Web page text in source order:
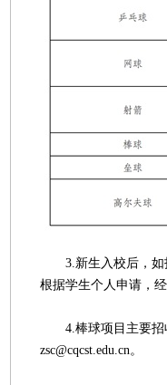
3.新生入校后，如
根据学生个人申请，
4.棒球项目主要招收
zsc@cqcst.edu.cn。